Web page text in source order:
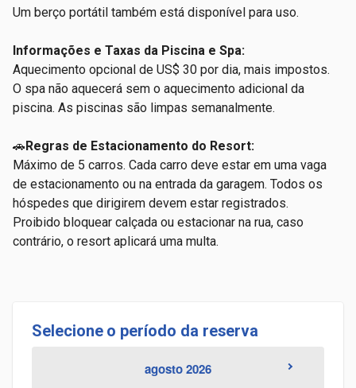
Um berço portátil também está disponível para uso.
Informações e Taxas da Piscina e Spa:
Aquecimento opcional de US$ 30 por dia, mais impostos.
O spa não aquecerá sem o aquecimento adicional da
piscina. As piscinas são limpas semanalmente.
🚗Regras de Estacionamento do Resort:
Máximo de 5 carros. Cada carro deve estar em uma vaga
de estacionamento ou na entrada da garagem. Todos os
hóspedes que dirigirem devem estar registrados.
Proibido bloquear calçada ou estacionar na rua, caso
contrário, o resort aplicará uma multa.
Selecione o período da reserva
agosto 2026